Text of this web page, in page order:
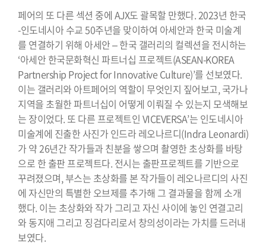
페어의 또 다른 섹션 중에 AJX도 괄목할 만했다. 2023년 한국
-인도네시아 수교 50주년을 맞이하여 아세안과 한국 미술계
를 연결하기 위해 아세안 – 한국 갤러리의 컬렉션을 전시하는
‘아세안 한국문화혁신 파트너십 프로젝트(ASEAN-KOREA
Partnership Project for Innovative Culture)’를 선보였다.
이는 갤러리와 아트페어의 역할이 무엇인지 짚어보고, 국가나
지역을 초월한 파트너십이 어떻게 이뤄질 수 있는지 모색해보
는 장이었다. 또 다른 프로젝트인 VICEVERSA’는 인도네시아
미술계에 진출한 사진가 인드라 레오나르디(Indra Leonardi)
가 약 26년간 작가들과 친분을 쌓으며 촬영한 초상화를 바탕
으로 한 출판 프로젝트다. 전시는 출판프로젝트를 기반으로
꾸려졌으며, 부스는 초상화를 본 작가들이 레오나르디의 사진
에 자신만의 특별한 오브제를 추가해 그 결과물을 함께 소개
했다. 이는 초상화와 작가 그리고 자신 사이에 놓인 연결고리
와 동지애 그리고 징검다리로서 창의성이라는 가치를 드러내
보였다.